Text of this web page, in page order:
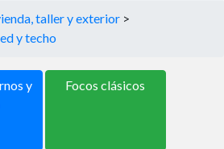
taller y exterior >
y techo
y
Focos clásicos